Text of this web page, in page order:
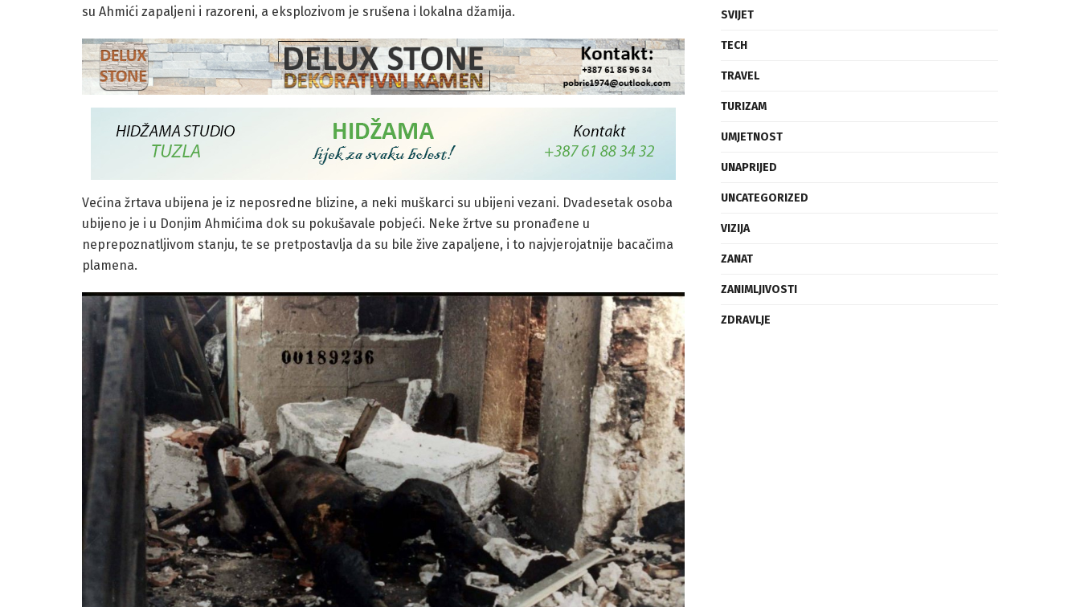
su Ahmići zapaljeni i razoreni, a eksplozivom je srušena i lokalna džamija.
Većina žrtava ubijena je iz neposredne blizine, a neki muškarci su ubijeni vezani. Dvadesetak osoba
ubijeno je i u Donjim Ahmićima dok su pokušavale pobjeći. Neke žrtve su pronađene u
neprepoznatljivom stanju, te se pretpostavlja da su bile žive zapaljene, i to najvjerojatnije bacačima
plamena.
SVIJET
TECH
TRAVEL
TURIZAM
UMJETNOST
UNAPRIJED
UNCATEGORIZED
VIZIJA
ZANAT
ZANIMLJIVOSTI
ZDRAVLJE